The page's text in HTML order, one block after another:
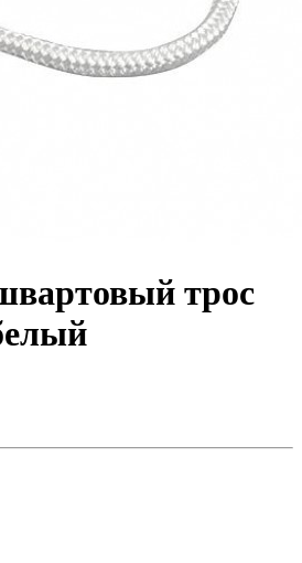
трос